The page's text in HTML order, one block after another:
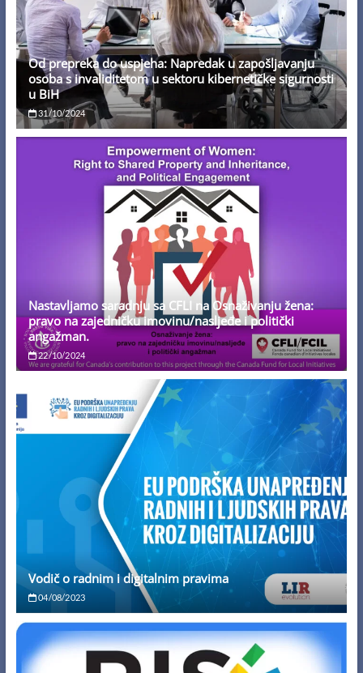
Od prepreka do uspjeha: Napredak u zapošljavanju
osoba s invaliditetom u sektoru kibernetičke sigurnosti
u BiH
31/10/2024
Nastavljamo saradnju sa CFLI na Osnaživanju žena:
pravo na zajedničku imovinu/nasljeđe i politički
angažman.
22/10/2024
Vodič o radnim i digitalnim pravima
04/08/2023